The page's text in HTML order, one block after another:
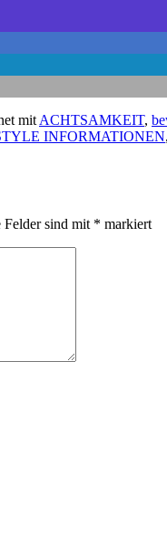
mitACHTSAMKEIT,
INFORMATIONEN,
sind mit * markiert